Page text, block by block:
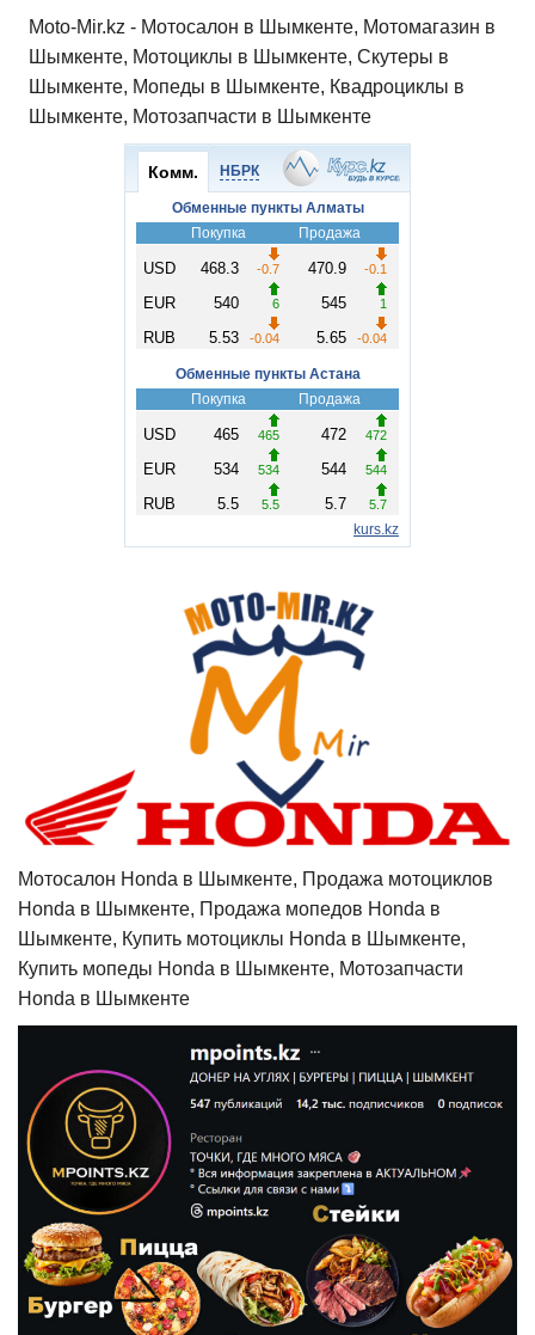
Moto-Mir.kz - Мотосалон в Шымкенте, Мотомагазин в
Шымкенте, Мотоциклы в Шымкенте, Скутеры в
Шымкенте, Мопеды в Шымкенте, Квадроциклы в
Шымкенте, Мотозапчасти в Шымкенте
Мотосалон Honda в Шымкенте, Продажа мотоциклов
Honda в Шымкенте, Продажа мопедов Honda в
Шымкенте, Купить мотоциклы Honda в Шымкенте,
Купить мопеды Honda в Шымкенте, Мотозапчасти
Honda в Шымкенте